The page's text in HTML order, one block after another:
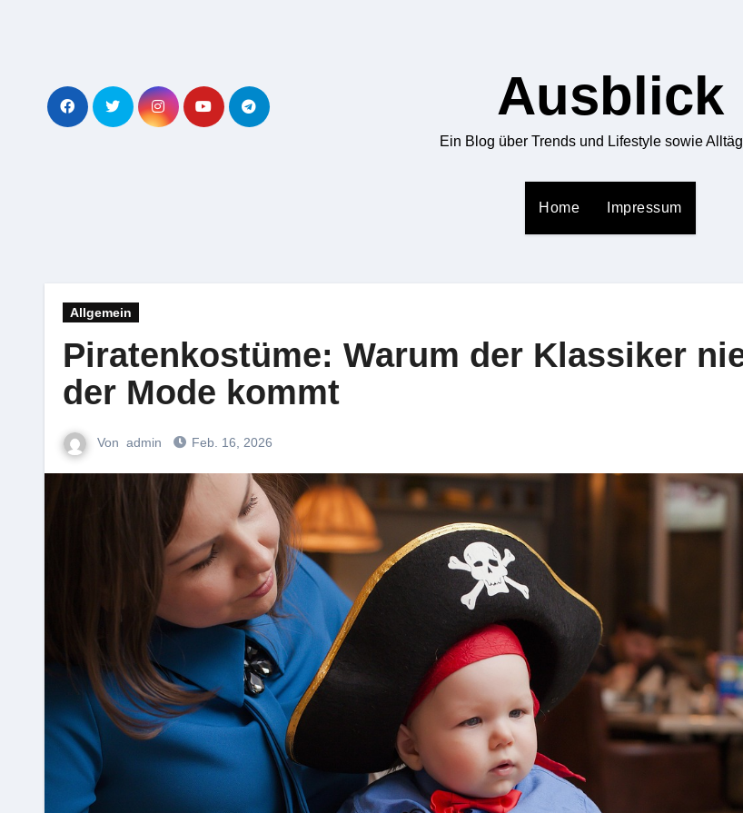
Ausblick
Ein Blog über Trends und Lifestyle sowie
Home Impressum
Allgemein
Piratenkostüme: Warum der Klassiker
der Mode kommt
Von admin Feb. 16, 2026